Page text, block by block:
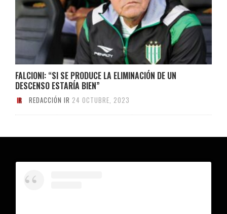
FALCIONI: “SI SE PRODUCE LA ELIMINACIÓN DE UN
DESCENSO ESTARÍA BIEN”
REDACCIÓN IR 24 OCTUBRE, 2023